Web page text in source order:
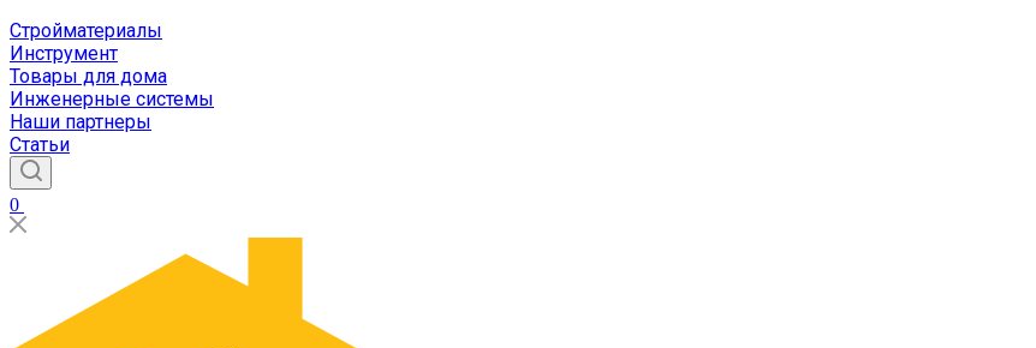
Стройматериалы
Инструмент
Товары для дома
Инженерные системы
Наши партнеры
Статьи
0